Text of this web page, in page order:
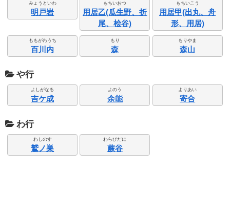
みょうといわ
明戸岩
もちいおつ
用居乙(瓜生野、折
尾、桧谷)
もちいこう
用居甲(出丸、舟
形、用居)
ももがわうち
百川内
もり
森
もりやま
森山
や行
よしがなる
吉ケ成
よのう
余能
よりあい
寄合
わ行
わしのす
鷲ノ巣
わらびだに
蕨谷